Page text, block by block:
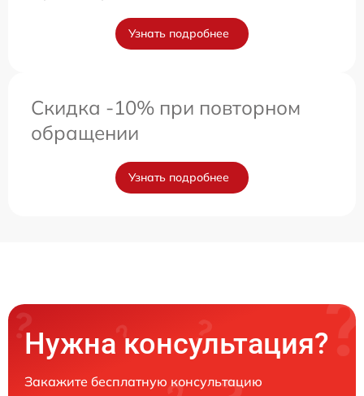
Узнать подробнее
Скидка -10% при повторном
обращении
Узнать подробнее
Нужна консультация?
Закажите бесплатную консультацию